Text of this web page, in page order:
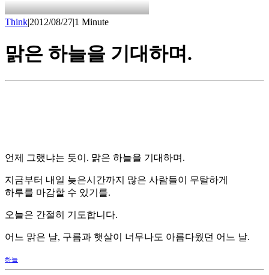
Think|2012/08/27|1 Minute
맑은 하늘을 기대하며.
언제 그랬냐는 듯이. 맑은 하늘을 기대하며.
지금부터 내일 늦은시간까지 많은 사람들이 무탈하게
하루를 마감할 수 있기를.
오늘은 간절히 기도합니다.
어느 맑은 날, 구름과 햇살이 너무나도 아름다웠던 어느 날.
하늘